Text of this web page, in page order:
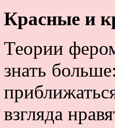
Красные и
Теории
знать
взгляда